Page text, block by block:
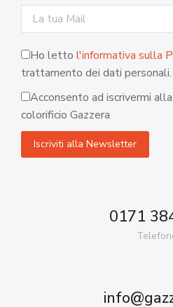
Ho letto l'informativa sulla
trattamento dei dati personali.
Acconsento ad iscrivermi
colorificio Gazzera
0171